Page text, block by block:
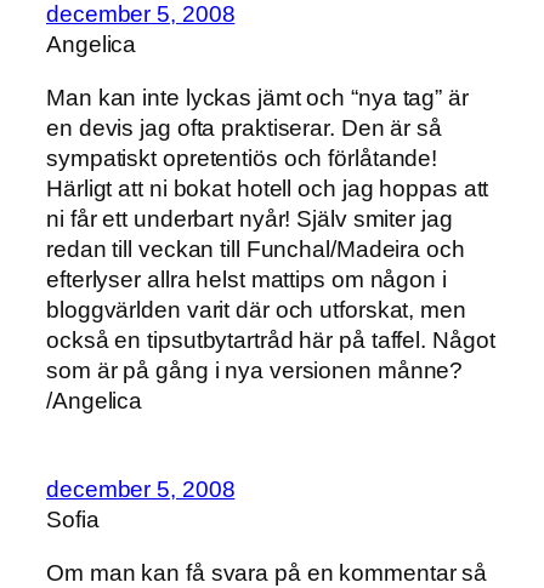
december 5, 2008
Angelica
Man kan inte lyckas jämt och “nya tag” är
en devis jag ofta praktiserar. Den är så
sympatiskt opretentiös och förlåtande!
Härligt att ni bokat hotell och jag hoppas att
ni får ett underbart nyår! Själv smiter jag
redan till veckan till Funchal/Madeira och
efterlyser allra helst mattips om någon i
bloggvärlden varit där och utforskat, men
också en tipsutbytartråd här på taffel. Något
som är på gång i nya versionen månne?
/Angelica
december 5, 2008
Sofia
Om man kan få svara på en kommentar så